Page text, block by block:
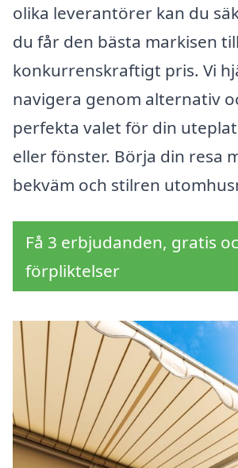
olika leverantörer kan du
du får den bästa markisen
konkurrenskraftigt pris. Vi
navigera genom alternativ
perfekta valet för din
eller fönster. Börja din resa
bekväm och stilren
Få 3 erbjudanden, gratis
förpliktelser